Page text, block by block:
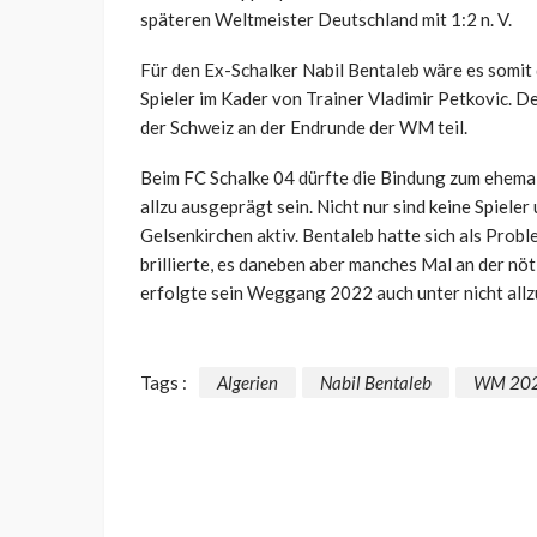
späteren Weltmeister Deutschland mit 1:2 n. V.
Für den Ex-Schalker Nabil Bentaleb wäre es
Spieler im Kader von Trainer Vladimir Petkovic.
der Schweiz an der Endrunde der WM teil.
Beim FC Schalke 04 dürfte die Bindung zum
allzu ausgeprägt sein. Nicht nur sind keine
Gelsenkirchen aktiv. Bentaleb hatte sich als
brillierte, es daneben aber manches Mal an der
erfolgte sein Weggang 2022 auch unter nicht
Tags : Algerien Nabil Bentaleb WM